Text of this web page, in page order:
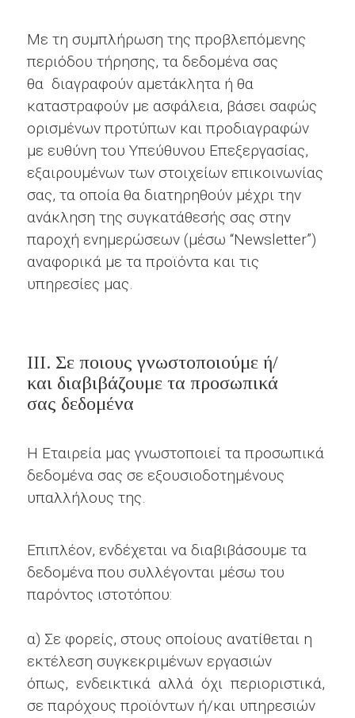
Με τη συμπλήρωση της προβλεπόμενης
περιόδου τήρησης, τα δεδομένα σας
θα διαγραφούν αμετάκλητα ή θα
καταστραφούν με ασφάλεια, βάσει σαφώς
ορισμένων προτύπων και προδιαγραφών
με ευθύνη του Υπεύθυνου Επεξεργασίας,
εξαιρουμένων των στοιχείων επικοινωνίας
σας, τα οποία θα διατηρηθούν μέχρι την
ανάκληση της συγκατάθεσής σας στην
παροχή ενημερώσεων (μέσω “Newsletter”)
αναφορικά με τα προϊόντα και τις
υπηρεσίες μας.
ΙΙΙ. Σε ποιους γνωστοποιούμε ή/
και διαβιβάζουμε τα προσωπικά
σας δεδομένα
Η Εταιρεία μας γνωστοποιεί τα προσωπικά
δεδομένα σας σε εξουσιοδοτημένους
υπαλλήλους της.
Επιπλέον, ενδέχεται να διαβιβάσουμε τα
δεδομένα που συλλέγονται μέσω του
παρόντος ιστοτόπου:
α) Σε φορείς, στους οποίους ανατίθεται η
εκτέλεση συγκεκριμένων εργασιών
όπως, ενδεικτικά αλλά όχι περιοριστικά,
σε παρόχους προϊόντων ή/και υπηρεσιών